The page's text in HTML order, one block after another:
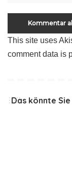
This site uses
comment data is
Das könnte